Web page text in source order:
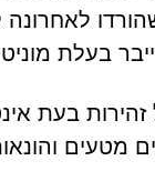
בעלת
בעת
מטעים